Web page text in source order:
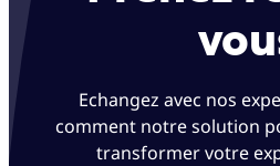
Echangez avec nos
comment notre solution
transformer votre